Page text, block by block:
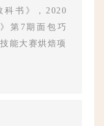
科书》，2020
第7期⾯包巧
能大赛烘焙项